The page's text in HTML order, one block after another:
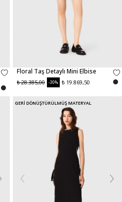
Floral Taş Detaylı Mini Elbise
₺ 28.385,00 -30% ₺ 19.869,50
GERİ DÖNÜŞTÜRÜLMÜŞ MATERYAL